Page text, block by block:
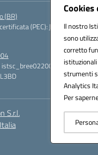
Il nostro
sono
corretto
strumenti
Analytics
Per
(BR)
(PEC):
S.r.l.